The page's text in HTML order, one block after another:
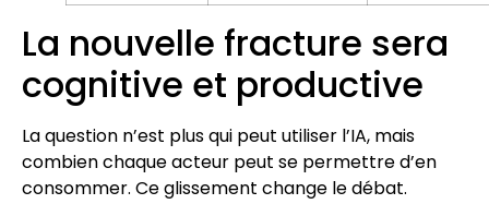
La nouvelle fracture sera
cognitive et productive
La question n’est plus qui peut utiliser l’IA, mais
combien chaque acteur peut se permettre d’en
consommer. Ce glissement change le débat.